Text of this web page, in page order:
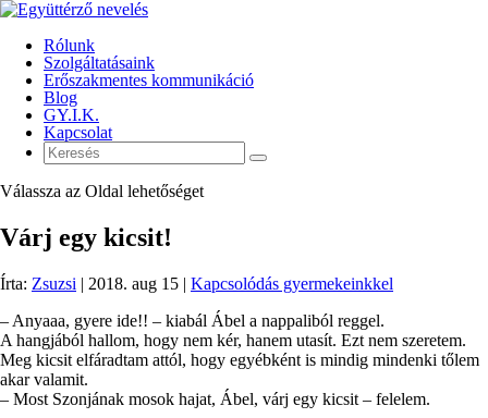
Rólunk
Szolgáltatásaink
Erőszakmentes kommunikáció
Blog
GY.I.K.
Kapcsolat
Válassza az Oldal lehetőséget
Várj egy kicsit!
Írta: Zsuzsi | 2018. aug 15 | Kapcsolódás gyermekeinkkel
– Anyaaa, gyere ide!! – kiabál Ábel a nappaliból reggel.
A hangjából hallom, hogy nem kér, hanem utasít. Ezt nem szeretem.
Meg kicsit elfáradtam attól, hogy egyébként is mindig mindenki tőlem
akar valamit.
– Most Szonjának mosok hajat, Ábel, várj egy kicsit – felelem.